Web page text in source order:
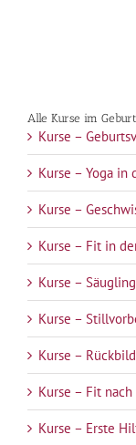
Alle Kurse im
Kurse –
Kurse – Yoga in
Kurse –
Kurse – Fit in
Kurse –
Kurse –
Kurse –
Kurse – Fit
Kurse – Erste